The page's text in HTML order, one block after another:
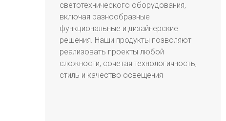
светотехнического оборудования,
включая разнообразные
функциональные и дизайнерские
решения. Наши продукты позволяют
реализовать проекты любой
сложности, сочетая технологичность,
стиль и качество освещения